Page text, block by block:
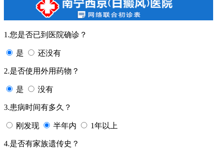
1.您是否已到医院确诊？
是 还没有
2.是否使用外用药物？
是 没有
3.患病时间有多久？
刚发现 半年内 1年以上
4.是否有家族遗传史？